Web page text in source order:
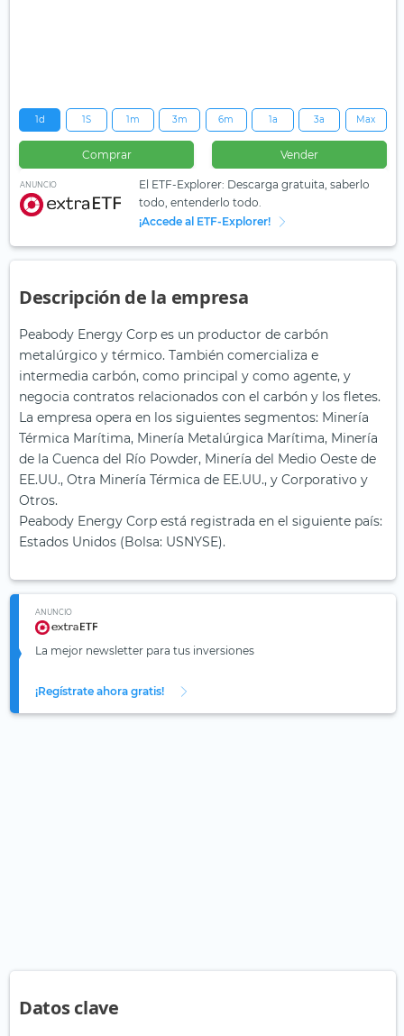
1d 1S 1m 3m 6m 1a 3a Max
Comprar Vender
ANUNCIO
El ETF-Explorer: Descarga gratuita, saberlo
todo, entenderlo todo.
¡Accede al ETF-Explorer!
Descripción de la empresa
Peabody Energy Corp es un productor de carbón
metalúrgico y térmico. También comercializa e
intermedia carbón, como principal y como agente, y
negocia contratos relacionados con el carbón y los fletes.
La empresa opera en los siguientes segmentos: Minería
Térmica Marítima, Minería Metalúrgica Marítima, Minería
de la Cuenca del Río Powder, Minería del Medio Oeste de
EE.UU., Otra Minería Térmica de EE.UU., y Corporativo y
Otros.
Peabody Energy Corp está registrada en el siguiente país:
Estados Unidos (Bolsa: USNYSE).
ANUNCIO
La mejor newsletter para tus inversiones
¡Regístrate ahora gratis!
Datos clave